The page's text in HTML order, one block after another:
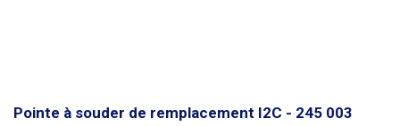
Pointe à souder de remplacement I2C - 245 003